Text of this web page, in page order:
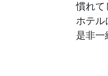
慣れて
ホテル
是非一